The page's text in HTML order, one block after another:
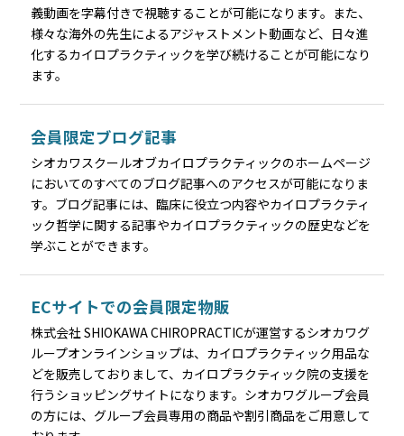
義動画を字幕付きで視聴することが可能になります。また、
様々な海外の先生によるアジャストメント動画など、日々進
化するカイロプラクティックを学び続けることが可能になり
ます。
会員限定ブログ記事
シオカワスクールオブカイロプラクティックのホームページ
においてのすべてのブログ記事へのアクセスが可能になりま
す。ブログ記事には、臨床に役立つ内容やカイロプラクティ
ック哲学に関する記事やカイロプラクティックの歴史などを
学ぶことができます。
ECサイトでの会員限定物販
株式会社 SHIOKAWA CHIROPRACTICが運営するシオカワグ
ループオンラインショップは、カイロプラクティック用品な
どを販売しておりまして、カイロプラクティック院の支援を
行うショッピングサイトになります。シオカワグループ会員
の方には、グループ会員専用の商品や割引商品をご用意して